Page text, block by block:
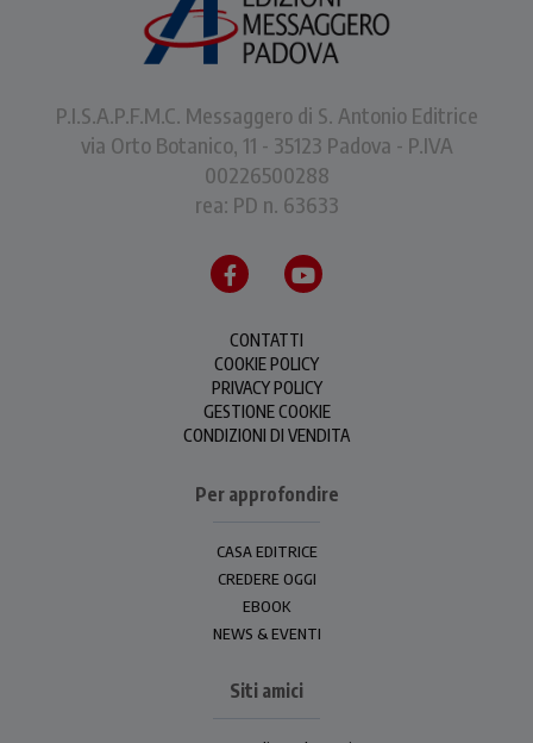
P.I.S.A.P.F.M.C. Messaggero di S. Antonio Editrice
via Orto Botanico, 11 - 35123 Padova - P.IVA
00226500288
rea: PD n. 63633
CONTATTI
COOKIE POLICY
PRIVACY POLICY
GESTIONE COOKIE
CONDIZIONI DI VENDITA
Per approfondire
CASA EDITRICE
CREDERE OGGI
EBOOK
NEWS & EVENTI
Siti amici